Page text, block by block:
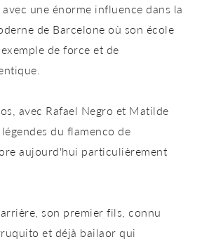
une énorme influence dans la
de Barcelone où son école
de force et de
avec Rafael Negro et Matilde
du flamenco de
aujourd'hui particulièrement
son premier fils, connu
et déjà bailaor qui